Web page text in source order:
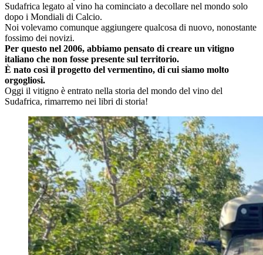
Sudafrica legato al vino ha cominciato a decollare nel mondo solo
dopo i Mondiali di Calcio.
Noi volevamo comunque aggiungere qualcosa di nuovo, nonostante
fossimo dei novizi.
Per questo nel 2006, abbiamo pensato di creare un vitigno
italiano che non fosse presente sul territorio.
È nato così il progetto del vermentino, di cui siamo molto
orgogliosi.
Oggi il vitigno è entrato nella storia del mondo del vino del
Sudafrica, rimarremo nei libri di storia!